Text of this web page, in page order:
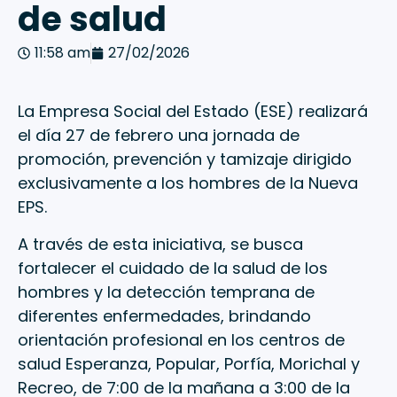
de salud
11:58 am 27/02/2026
La Empresa Social del Estado (ESE) realizará
el día 27 de febrero una jornada de
promoción, prevención y tamizaje dirigido
exclusivamente a los hombres de la Nueva
EPS.
A través de esta iniciativa, se busca
fortalecer el cuidado de la salud de los
hombres y la detección temprana de
diferentes enfermedades, brindando
orientación profesional en los centros de
salud Esperanza, Popular, Porfía, Morichal y
Recreo, de 7:00 de la mañana a 3:00 de la